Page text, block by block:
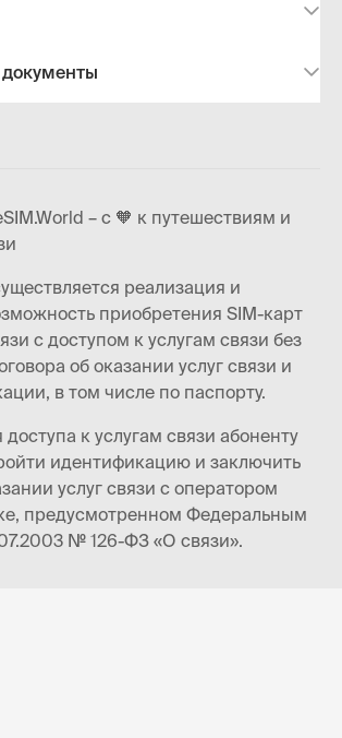
– с 🧡 к путешествиям и
реализация и
приобретения SIM-карт
с доступом к услугам связи без
об оказании услуг связи и
в том числе по паспорту.
к услугам связи абоненту
идентификацию и заключить
услуг связи с оператором
предусмотренном Федеральным
№ 126-ФЗ «О связи».